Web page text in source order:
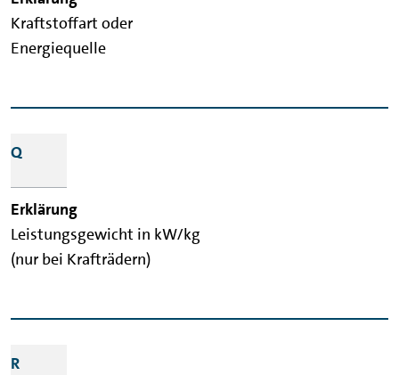
Kraftstoffart oder
Energiequelle
Q
Leistungsgewicht in kW/kg
(nur bei Krafträdern)
R